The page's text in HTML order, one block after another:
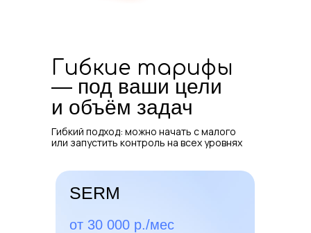
Гибкие тарифы
— под ваши цели
и объём задач
Гибкий подход: можно начать с малого
или запустить контроль на всех уровнях
SERM
от 30 000 р./мес
Всегда на связи —
контроль в режиме
реального времени
Конфиденциальность
Подписываем договор о
неразглашении — ваши
данные под защитой